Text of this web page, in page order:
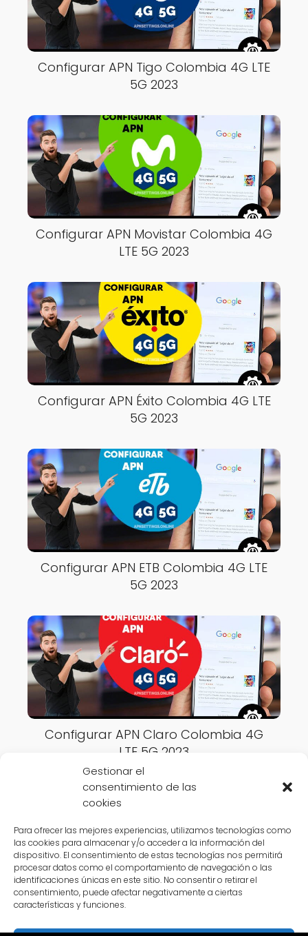
Gestionar el
consentimiento de las
cookies
Para ofrecer las mejores experiencias, utilizamos tecnologías como
las cookies para almacenar y/o acceder a la información del
dispositivo. El consentimiento de estas tecnologías nos permitirá
procesar datos como el comportamiento de navegación o las
identificaciones únicas en este sitio. No consentir o retirar el
consentimiento, puede afectar negativamente a ciertas
características y funciones.
Configurar APN Tigo Colombia 4G LTE
5G 2023
Configurar APN Movistar Colombia 4G
LTE 5G 2023
Configurar APN Éxito Colombia 4G LTE
5G 2023
Configurar APN ETB Colombia 4G LTE
5G 2023
Configurar APN Claro Colombia 4G
LTE 5G 2023
APN Settings Online Colombia
Configurar APN Avantel
Colombia 4G LTE 5G 2023